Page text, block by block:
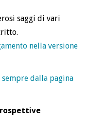
saggi di vari
nella versione
dalla pagina